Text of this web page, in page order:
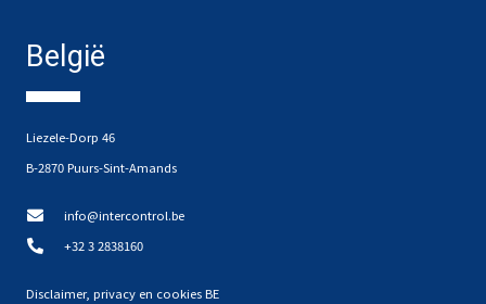
België
Liezele-Dorp 46
B-2870 Puurs-Sint-Amands
info@intercontrol.be
+32 3 2838160
Disclaimer, privacy en cookies BE